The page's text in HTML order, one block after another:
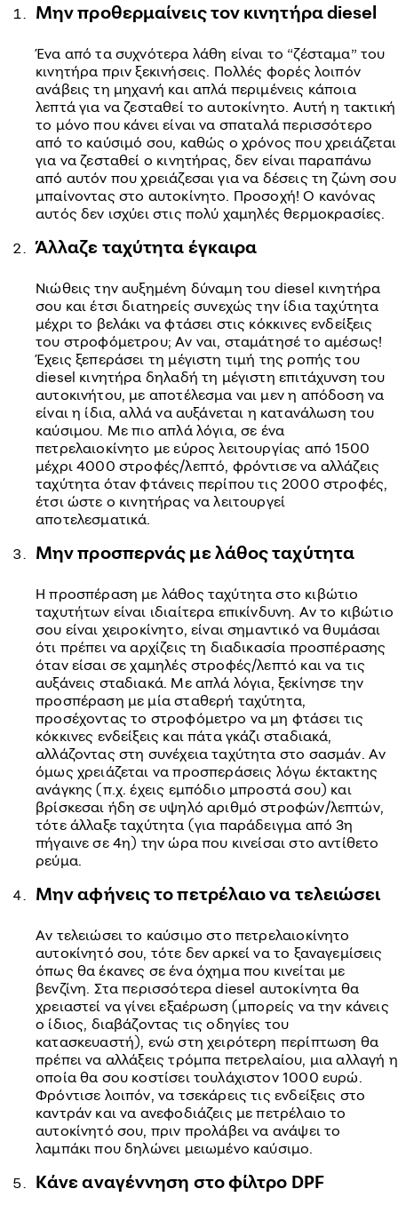
Μην προθερμαίνεις τον κινητήρα diesel
Ένα από τα συχνότερα λάθη είναι το “ζέσταμα” του
κινητήρα πριν ξεκινήσεις. Πολλές φορές λοιπόν
ανάβεις τη μηχανή και απλά περιμένεις κάποια
λεπτά για να ζεσταθεί το αυτοκίνητο. Αυτή η τακτική
το μόνο που κάνει είναι να σπαταλά περισσότερο
από το καύσιμό σου, καθώς ο χρόνος που χρειάζεται
για να ζεσταθεί ο κινητήρας, δεν είναι παραπάνω
από αυτόν που χρειάζεσαι για να δέσεις τη ζώνη σου
μπαίνοντας στο αυτοκίνητο. Προσοχή! Ο κανόνας
αυτός δεν ισχύει στις πολύ χαμηλές θερμοκρασίες.
Άλλαζε ταχύτητα έγκαιρα
Νιώθεις την αυξημένη δύναμη του diesel κινητήρα
σου και έτσι διατηρείς συνεχώς την ίδια ταχύτητα
μέχρι το βελάκι να φτάσει στις κόκκινες ενδείξεις
του στροφόμετρου; Αν ναι, σταμάτησέ το αμέσως!
Έχεις ξεπεράσει τη μέγιστη τιμή της ροπής του
diesel κινητήρα δηλαδή τη μέγιστη επιτάχυνση του
αυτοκινήτου, με αποτέλεσμα ναι μεν η απόδοση να
είναι η ίδια, αλλά να αυξάνεται η κατανάλωση του
καύσιμου. Με πιο απλά λόγια, σε ένα
πετρελαιοκίνητο με εύρος λειτουργίας από 1500
μέχρι 4000 στροφές/λεπτό, φρόντισε να αλλάζεις
ταχύτητα όταν φτάνεις περίπου τις 2000 στροφές,
έτσι ώστε ο κινητήρας να λειτουργεί
αποτελεσματικά.
Μην προσπερνάς με λάθος ταχύτητα
Η προσπέραση με λάθος ταχύτητα στο κιβώτιο
ταχυτήτων είναι ιδιαίτερα επικίνδυνη. Αν το κιβώτιο
σου είναι χειροκίνητο, είναι σημαντικό να θυμάσαι
ότι πρέπει να αρχίζεις τη διαδικασία προσπέρασης
όταν είσαι σε χαμηλές στροφές/λεπτό και να τις
αυξάνεις σταδιακά. Με απλά λόγια, ξεκίνησε την
προσπέραση με μία σταθερή ταχύτητα,
προσέχοντας το στροφόμετρο να μη φτάσει τις
κόκκινες ενδείξεις και πάτα γκάζι σταδιακά,
αλλάζοντας στη συνέχεια ταχύτητα στο σασμάν. Αν
όμως χρειάζεται να προσπεράσεις λόγω έκτακτης
ανάγκης (π.χ. έχεις εμπόδιο μπροστά σου) και
βρίσκεσαι ήδη σε υψηλό αριθμό στροφών/λεπτών,
τότε άλλαξε ταχύτητα (για παράδειγμα από 3η
πήγαινε σε 4η) την ώρα που κινείσαι στο αντίθετο
ρεύμα.
Μην αφήνεις το πετρέλαιο να τελειώσει
Αν τελειώσει το καύσιμο στο πετρελαιοκίνητο
αυτοκίνητό σου, τότε δεν αρκεί να το ξαναγεμίσεις
όπως θα έκανες σε ένα όχημα που κινείται με
βενζίνη. Στα περισσότερα diesel αυτοκίνητα θα
χρειαστεί να γίνει εξαέρωση (μπορείς να την κάνεις
ο ίδιος, διαβάζοντας τις οδηγίες του
κατασκευαστή), ενώ στη χειρότερη περίπτωση θα
πρέπει να αλλάξεις τρόμπα πετρελαίου, μια αλλαγή η
οποία θα σου κοστίσει τουλάχιστον 1000 ευρώ.
Φρόντισε λοιπόν, να τσεκάρεις τις ενδείξεις στο
καντράν και να ανεφοδιάζεις με πετρέλαιο το
αυτοκίνητό σου, πριν προλάβει να ανάψει το
λαμπάκι που δηλώνει μειωμένο καύσιμο.
Κάνε αναγέννηση στο φίλτρο DPF